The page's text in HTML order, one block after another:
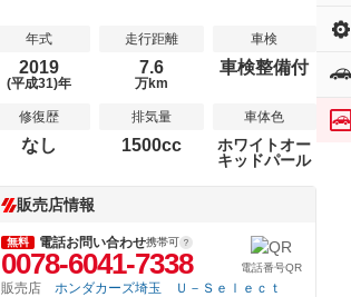
年式
2019
(平成31)年
走行距離
7.6
万km
車検
車検整備付
修復歴
なし
排気量
1500cc
車体色
ホワイトオー
キッドパール
販売店情報
無料 電話お問い合わせ携帯可
0078-6041-7338 電話番号QR
販売店
ホンダカーズ埼玉 Ｕ－Ｓｅｌｅｃｔ